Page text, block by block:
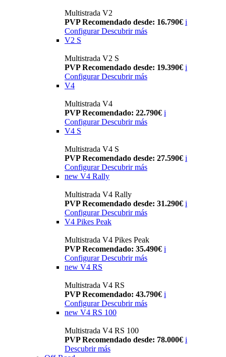
Multistrada V2
PVP Recomendado desde: 16.790€ i
Configurar Descubrir más
V2 S
Multistrada V2 S
PVP Recomendado desde: 19.390€ i
Configurar Descubrir más
V4
Multistrada V4
PVP Recomendado: 22.790€ i
Configurar Descubrir más
V4 S
Multistrada V4 S
PVP Recomendado desde: 27.590€ i
Configurar Descubrir más
new V4 Rally
Multistrada V4 Rally
PVP Recomendado desde: 31.290€ i
Configurar Descubrir más
V4 Pikes Peak
Multistrada V4 Pikes Peak
PVP Recomendado: 35.490€ i
Configurar Descubrir más
new V4 RS
Multistrada V4 RS
PVP Recomendado: 43.790€ i
ConfigurarDescubrir más
new V4 RS 100
Multistrada V4 RS 100
PVP Recomendado desde: 78.000€ i
Descubrir más